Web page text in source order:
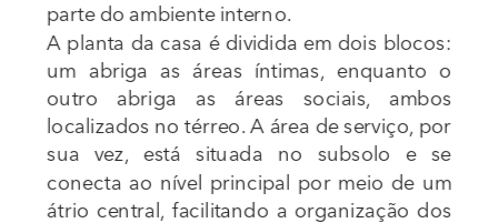
parte do ambiente interno.
A planta da casa é dividida em dois blocos:
um abriga as áreas íntimas, enquanto o
outro abriga as áreas sociais, ambos
localizados no térreo. A área de serviço, por
sua vez, está situada no subsolo e se
conecta ao nível principal por meio de um
átrio central, facilitando a organização dos